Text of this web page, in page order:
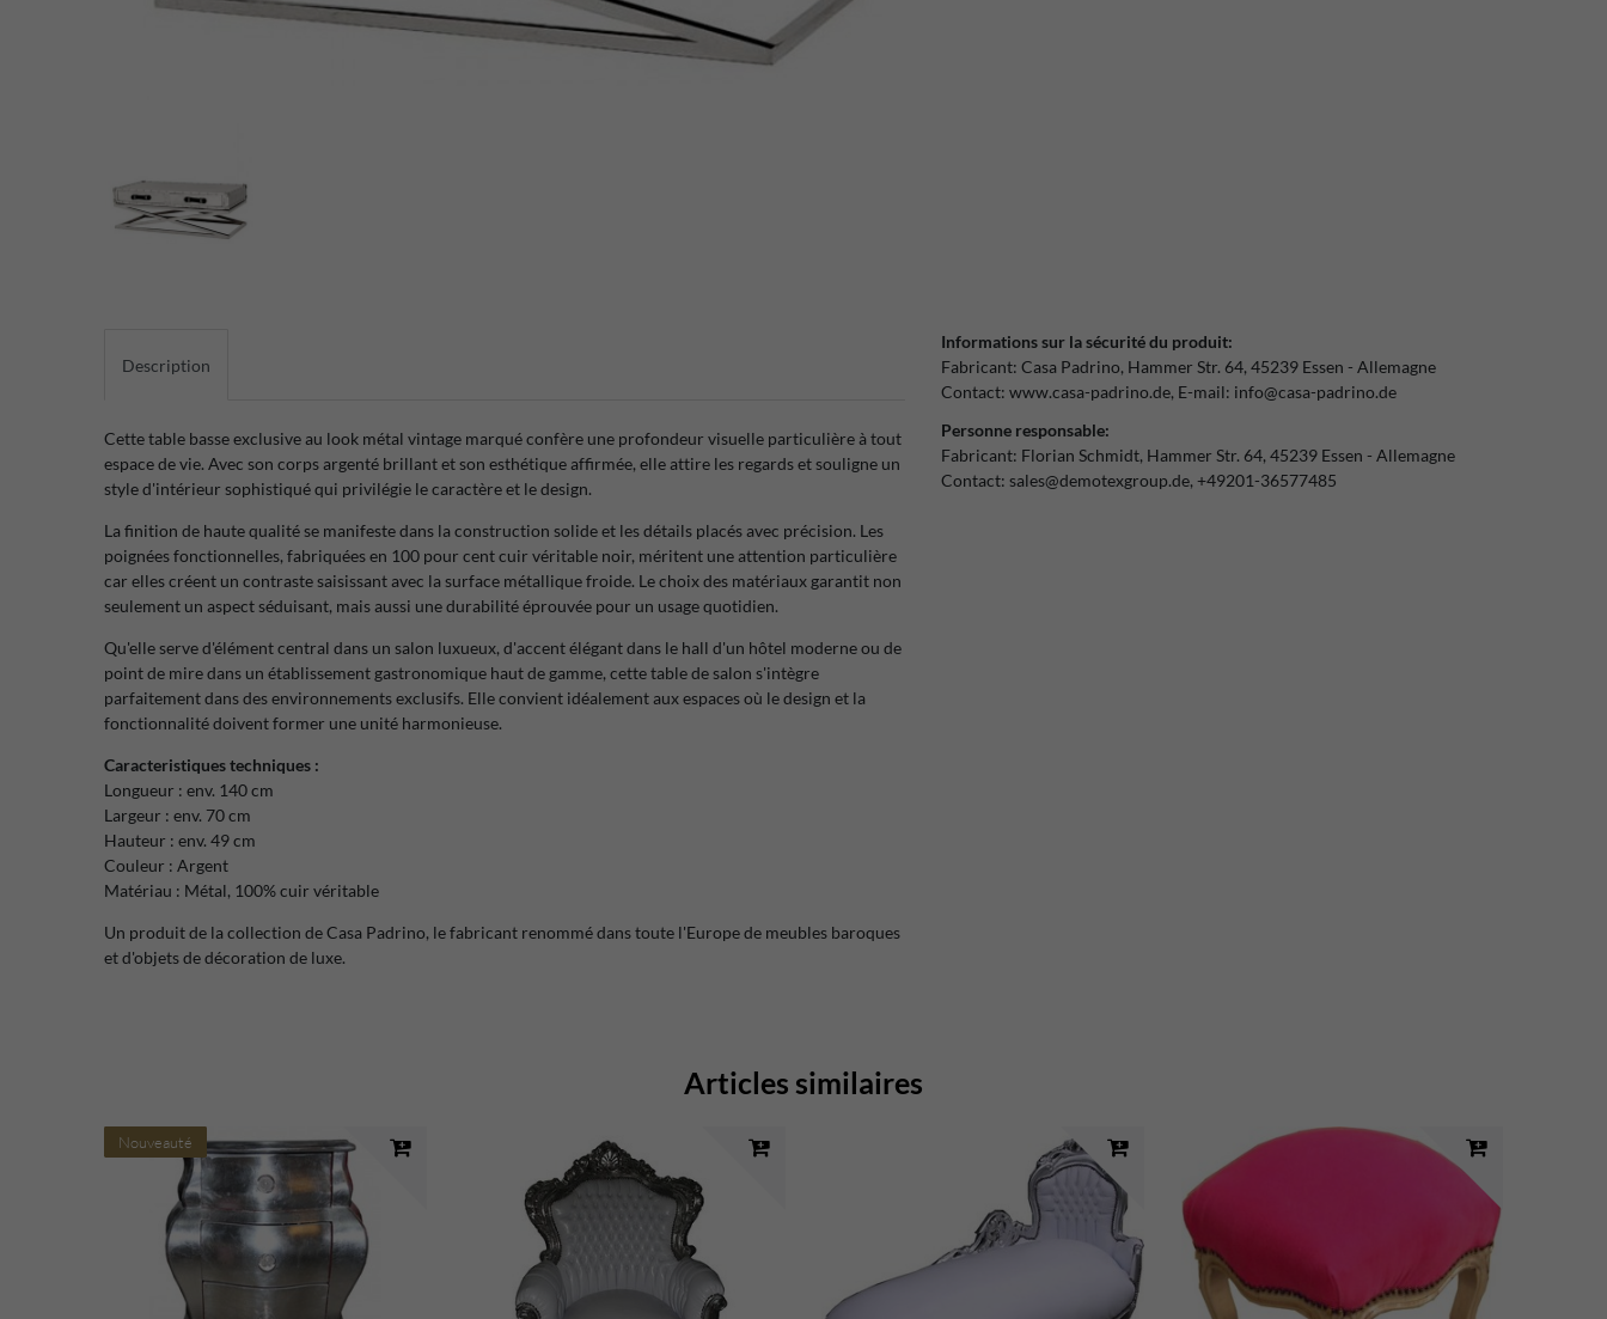
Description
Cette table basse exclusive au look métal vintage marqué confère une profondeur visuelle particulière à tout
espace de vie. Avec son corps argenté brillant et son esthétique affirmée, elle attire les regards et souligne un
style d'intérieur sophistiqué qui privilégie le caractère et le design.
La finition de haute qualité se manifeste dans la construction solide et les détails placés avec précision. Les
poignées fonctionnelles, fabriquées en 100 pour cent cuir véritable noir, méritent une attention particulière
car elles créent un contraste saisissant avec la surface métallique froide. Le choix des matériaux garantit non
seulement un aspect séduisant, mais aussi une durabilité éprouvée pour un usage quotidien.
Qu'elle serve d'élément central dans un salon luxueux, d'accent élégant dans le hall d'un hôtel moderne ou de
point de mire dans un établissement gastronomique haut de gamme, cette table de salon s'intègre
parfaitement dans des environnements exclusifs. Elle convient idéalement aux espaces où le design et la
fonctionnalité doivent former une unité harmonieuse.
Caracteristiques techniques :
Longueur : env. 140 cm
Largeur : env. 70 cm
Hauteur : env. 49 cm
Couleur : Argent
Matériau : Métal, 100% cuir véritable
Un produit de la collection de Casa Padrino, le fabricant renommé dans toute l'Europe de meubles baroques
et d'objets de décoration de luxe.
Informations sur la sécurité du produit:
Fabricant: Casa Padrino Hammer Str. 64 45239 Essen
Allemagne
Contact: www.casa-padrino.de E-mail: info@casa-padrino.de
Personne responsable:
Fabricant: Florian Schmidt Hammer Str. 64 45239 Essen
Allemagne
Contact: sales@demotexgroup.de +49201-36577485
Articles similaires
Nouveauté